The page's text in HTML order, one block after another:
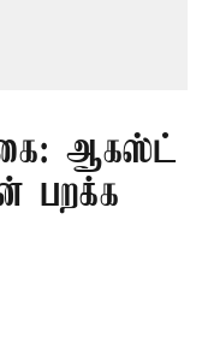
ஆகஸ்ட்
பறக்க